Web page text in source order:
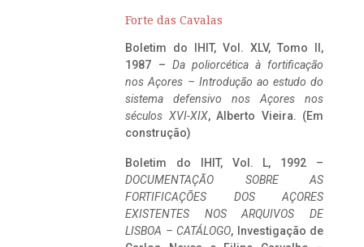
Forte das Cavalas
Boletim do IHIT, Vol. XLV, Tomo II,
1987 – Da poliorcética à fortificação
nos Açores – Introdução ao estudo do
sistema defensivo nos Açores nos
séculos XVI-XIX, Alberto Vieira. (Em
construção)
Boletim do IHIT, Vol. L, 1992 –
DOCUMENTAÇÃO SOBRE AS
FORTIFICAÇÕES DOS AÇORES
EXISTENTES NOS ARQUIVOS DE
LISBOA – CATÁLOGO, Investigação de